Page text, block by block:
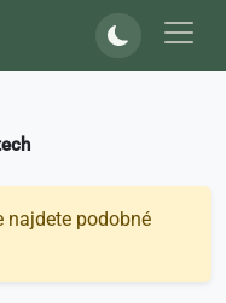
najdete podobné